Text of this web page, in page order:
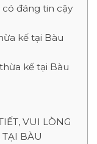
đáng tin cậy
kế tại Bàu
kế tại Bàu
VUI LÒNG
TẠI BÀU